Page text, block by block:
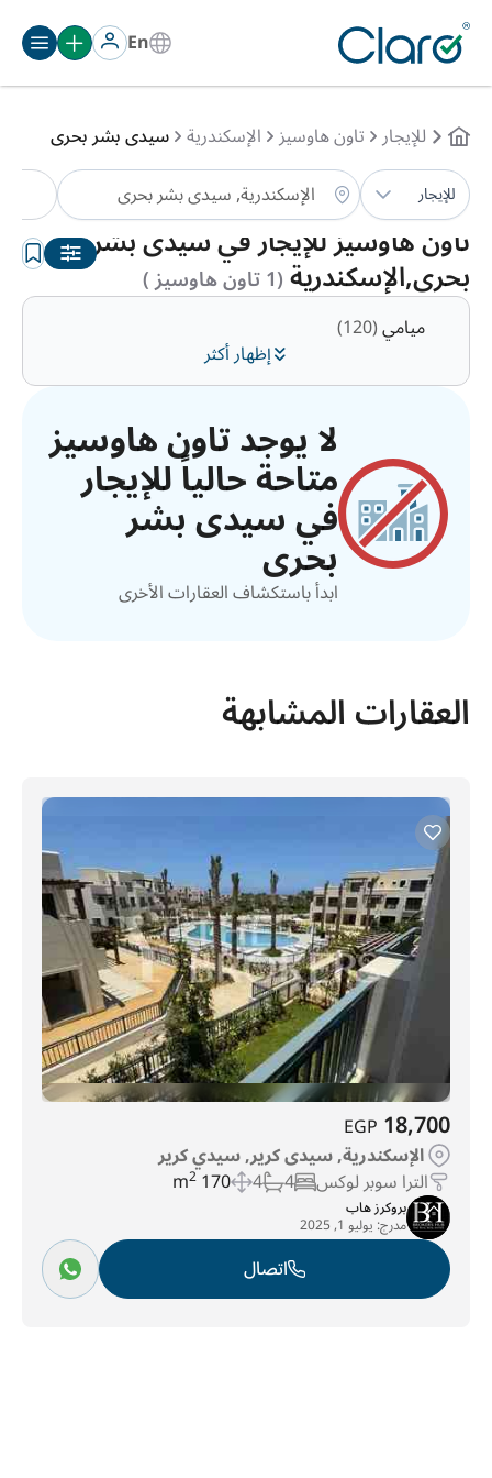
En
للإيجار تاون هاوسيز الإسكندرية سيدى بشر بحرى
للإيجار
تاون هاوسيز للإيجار في سيدى بشر
بحرى,الإسكندرية(1 تاون هاوسيز )
الترتيب:تلقائي
إظهار أكثر
ميامي(120)
لا يوجد تاون هاوسيز
متاحة حالياً للإيجار
في سيدى بشر
بحرى
ابدأ باستكشاف العقارات الأخرى
العقارات المشابهة
18,700
EGP
الإسكندرية, سيدى كرير, سيدي كرير
الترا سوبر لوكس 4
4
170 m
2
بروكرز هاب
مدرج: يوليو 1, 2025
اتصال